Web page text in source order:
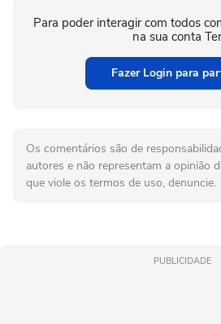
Para poder interagir com todos
na sua conta
Fazer Login para
Os comentários são de
autores e não representam a opinião
que viole os termos de uso, denuncie.
PUBLICIDADE